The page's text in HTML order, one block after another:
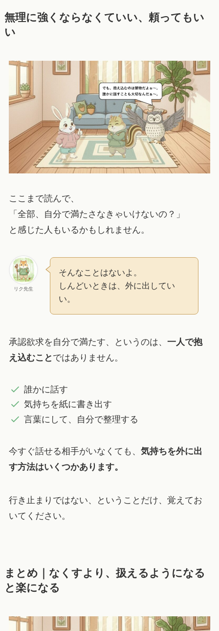
無理に強くならなくていい、頼ってもい
い
ここまで読んで、
「全部、自分で満たさなきゃいけないの？」
と感じた人もいるかもしれません。
リク先生
そんなことはないよ。
しんどいときは、外に出してい
い。
承認欲求を自分で満たす、というのは、 一人で抱
え込むこと ではありません。
誰かに話す
気持ちを紙に書き出す
言葉にして、自分で整理する
今すぐ話せる相手がいなくても、 気持ちを外に出
す方法はいくつかあります。
行き止まりではない、ということだけ、覚えてお
いてください。
まとめ｜なくすより、扱えるようになる
と楽になる